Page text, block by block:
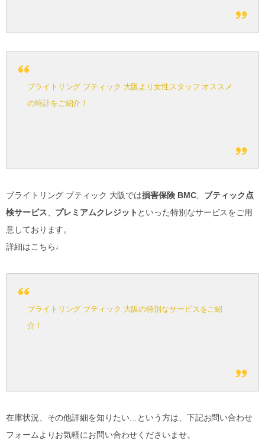
ブライトリング ブティック 大阪より女性スタッフ オススメ
の時計をご紹介！
ブライトリング ブティック 大阪では損害保険 BMC、 ブティック点
検サービス
プレミアムクレジット といった特別なサービスをご用
意しております。
詳細はこちら↓
ブライトリング ブティック 大阪の特別なサービスをご紹
介！
在庫状況、その他詳細を知りたい…という方は、下記お問い合わせ
フォームよりお気軽にお問い合わせくださいませ。